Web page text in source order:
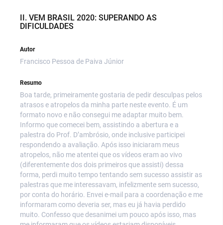
II. VEM BRASIL 2020: SUPERANDO AS
DIFICULDADES
Autor
Francisco Pessoa de Paiva Júnior
Resumo
Boa tarde, primeiramente gostaria de pedir desculpas pelos
atrasos e atropelos da minha parte neste evento. É um
formato novo e não consegui me adaptar muito bem.
Informo que comecei bem, assistindo a abertura e a
palestra do Prof. D’ambrósio, onde inclusive participei
respondendo a avaliação. Após isso iniciaram meus
atropelos, não me atentei que os vídeos eram ao vivo
(diferentemente dos dois primeiros que assisti) dessa
forma, perdi muito tempo tentando sem sucesso assistir as
palestras que me interessavam, infelizmente sem sucesso,
por conta do horário. Envei e-mail para a coordenação e me
informaram como deveria ser, mas eu já havia perdido
muito. Confesso que desanimei um pouco após isso, mas